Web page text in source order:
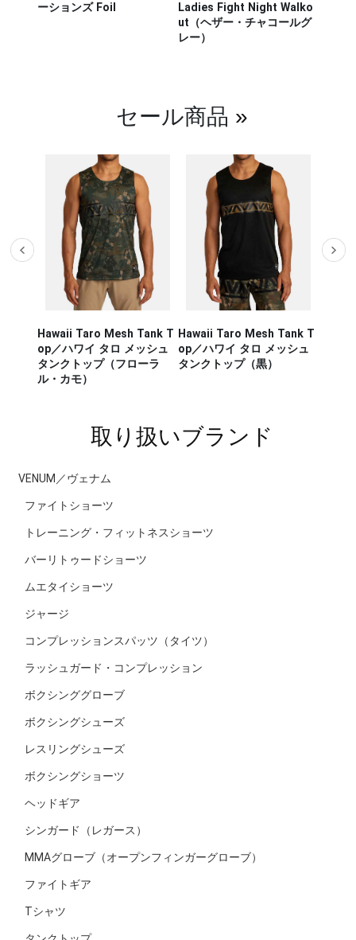
ーションズ Foil
Ladies Fight Night Walko
ut（ヘザー・チャコールグ
レー）
セール商品 »
Hawaii Taro Mesh Tank T
op／ハワイ タロ メッシュ
タンクトップ（フローラ
ル・カモ）
Hawaii Taro Mesh Tank T
op／ハワイ タロ メッシュ
タンクトップ（黒）
取り扱いブランド
VENUM／ヴェナム
ファイトショーツ
トレーニング・フィットネスショーツ
バーリトゥードショーツ
ムエタイショーツ
ジャージ
コンプレッションスパッツ（タイツ）
ラッシュガード・コンプレッション
ボクシンググローブ
ボクシングシューズ
レスリングシューズ
ボクシングショーツ
ヘッドギア
シンガード（レガース）
MMAグローブ（オープンフィンガーグローブ）
ファイトギア
Tシャツ